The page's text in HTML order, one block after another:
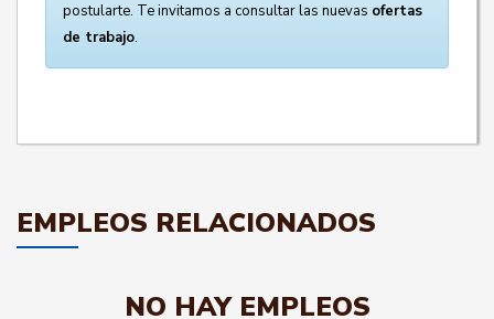
postularte. Te invitamos a consultar las nuevas ofertas
de trabajo.
EMPLEOS RELACIONADOS
NO HAY EMPLEOS